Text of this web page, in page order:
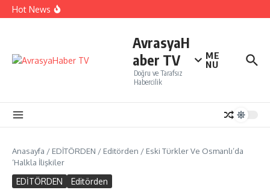
İçeriğe atla
Hot News
İTO’ya göre, Tüketici Fiyat İndeksi yıllık % 35,20 oldu.
AvrasyaH
aber TV
Doğru ve Tarafsız
Habercilik
ME
NU
Anasayfa / EDİTÖRDEN / Editörden / Eski Türkler Ve Osmanlı’da
‘Halkla İlişkiler
EDİTÖRDEN Editörden